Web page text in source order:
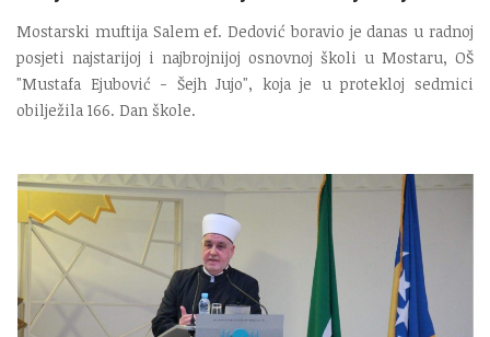
Mostarski muftija Salem ef. Dedović boravio je danas u radnoj
posjeti najstarijoj i najbrojnijoj osnovnoj školi u Mostaru, OŠ
"Mustafa Ejubović - Šejh Jujo", koja je u protekloj sedmici
obilježila 166. Dan škole.